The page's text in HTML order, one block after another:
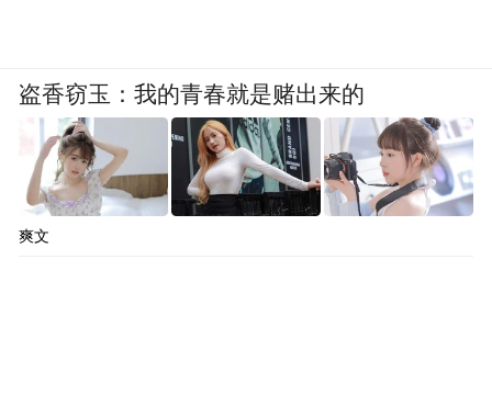
盗香窃玉：我的青春就是赌出来的
爽文